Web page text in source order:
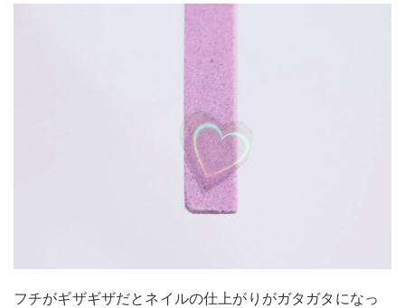
フチがギザギザだとネイルの仕上がりがガタガタになっ